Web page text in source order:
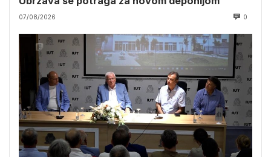
07/08/2026 0